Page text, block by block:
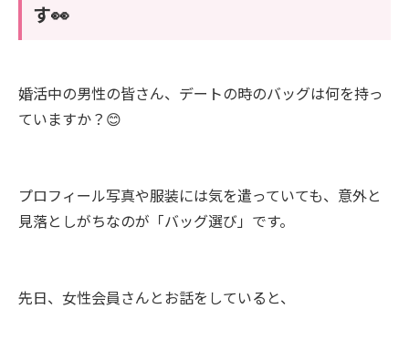
す👀
婚活中の男性の皆さん、デートの時のバッグは何を持っ
ていますか？😊
プロフィール写真や服装には気を遣っていても、意外と
見落としがちなのが「バッグ選び」です。
先日、女性会員さんとお話をしていると、